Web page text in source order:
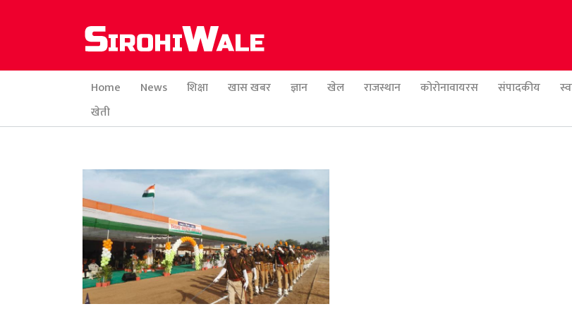
Home News शिक्षा खास खबर ज्ञान खेल राजस्थान कोरोनावायरस संपादकीय
खेती